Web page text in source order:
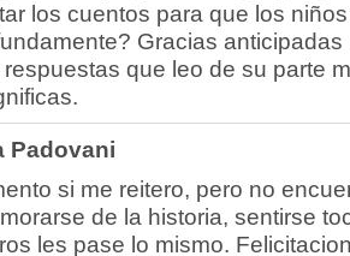
los cuentos para que los
Gracias
respuestas que leo de su parte
Padovani
si me reitero, pero no
de la historia, sentirse
les pase lo mismo.